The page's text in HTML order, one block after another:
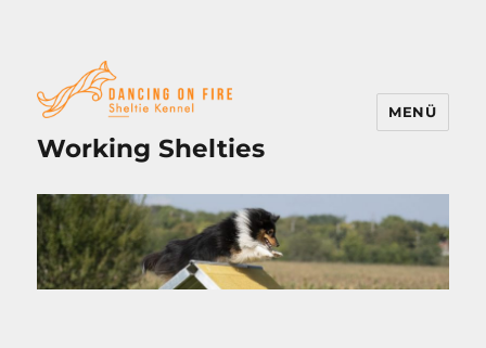
Working Shelties
MENÜ